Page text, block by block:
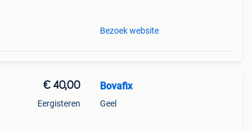
Bezoek website
€ 40,00
Eergisteren
Bovafix
Geel